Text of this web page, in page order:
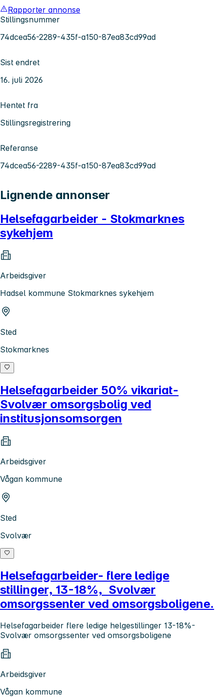
Rapporter annonse
Stillingsnummer
74dcea56-2289-435f-a150-87ea83cd99ad
Sist endret
16. juli 2026
Hentet fra
Stillingsregistrering
Referanse
74dcea56-2289-435f-a150-87ea83cd99ad
Lignende annonser
Helsefagarbeider - Stokmarknes
sykehjem
Arbeidsgiver
Hadsel kommune Stokmarknes sykehjem
Sted
Stokmarknes
Helsefagarbeider 50% vikariat-
Svolvær omsorgsbolig ved
institusjonsomsorgen
Arbeidsgiver
Vågan kommune
Sted
Svolvær
Helsefagarbeider- flere ledige
stillinger, 13-18%, Svolvær
omsorgssenter ved omsorgsboligene.
Helsefagarbeider flere ledige helgestillinger 13-18%-
Svolvær omsorgssenter ved omsorgsboligene
Arbeidsgiver
Vågan kommune